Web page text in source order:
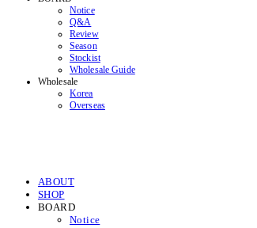
Notice
Q&A
Review
Season
Stockist
Wholesale Guide
Wholesale
Korea
Overseas
ABOUT
SHOP
BOARD
Notice